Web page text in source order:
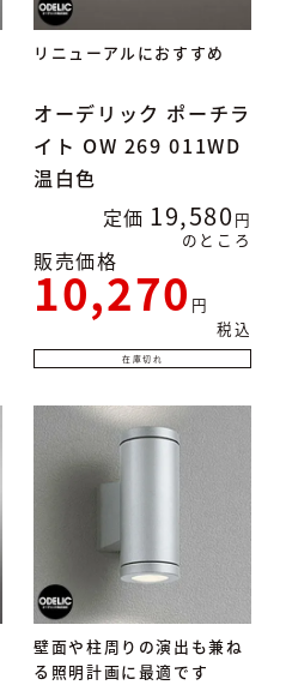
リニューアルにおすすめ
オーデリック ポーチラ
イト OW 269 011WD
温白色
定価 19,580
のところ
販売価格
10,270
税込
在庫切れ
壁面や柱周りの演出も兼ね
る照明計画に最適です